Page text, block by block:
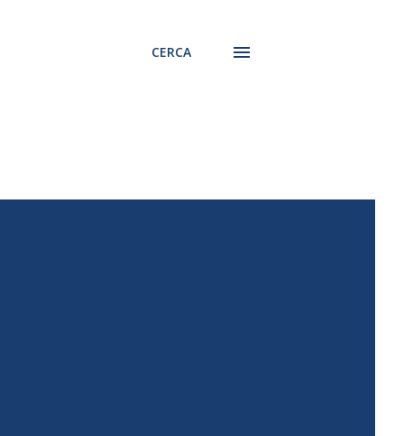
CERCA